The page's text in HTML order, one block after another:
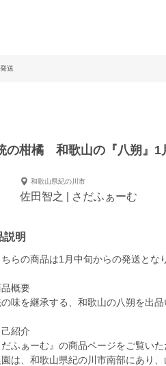
送
の柑橘 和歌山の『八朔』1
和歌山県紀の川市
佐田智之 | さだふぁーむ
説明
らの商品は1月中旬からの発送とな
概要
味を継承する、和歌山の八朔を出品
紹介
だふぁーむ』の商品ページをご覧い
は、和歌山県紀の川市南部にあり